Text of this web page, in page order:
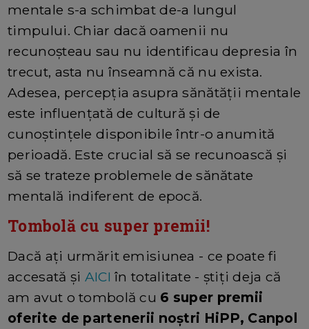
mentale s-a schimbat de-a lungul
timpului. Chiar dacă oamenii nu
recunoșteau sau nu identificau depresia în
trecut, asta nu înseamnă că nu exista.
Adesea, percepția asupra sănătății mentale
este influențată de cultură și de
cunoștințele disponibile într-o anumită
perioadă. Este crucial să se recunoască și
să se trateze problemele de sănătate
mentală indiferent de epocă.
Tombolă cu super premii!
Dacă ați urmărit emisiunea - ce poate fi
accesată și AICI în totalitate - știți deja că
am avut o tombolă cu 6 super premii
oferite de partenerii noștri HiPP, Canpol